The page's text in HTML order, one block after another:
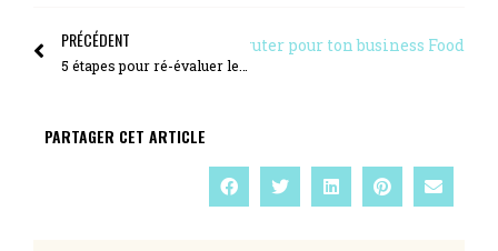
PRÉCÉDENT
Pourquoi et comment recruter pour ton business Food
PARTAGER CET ARTICLE